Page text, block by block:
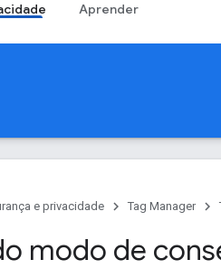
Aprender
e privacidade Tag Manager
modo de